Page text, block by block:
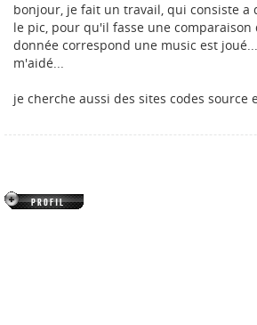
bonjour, je fait un travail, qui consiste a
le pic, pour qu'il fasse une
donnée correspond une music est
m'aidé...
je cherche aussi des sites codes